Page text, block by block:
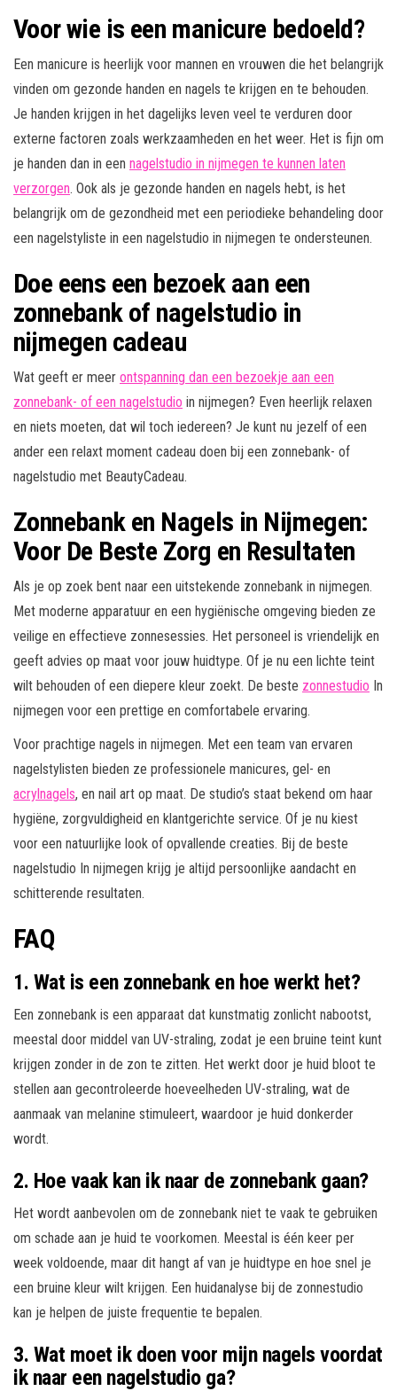
Voor wie is een manicure bedoeld?
Een manicure is heerlijk voor mannen en vrouwen die het belangrijk
vinden om gezonde handen en nagels te krijgen en te behouden.
Je handen krijgen in het dagelijks leven veel te verduren door
externe factoren zoals werkzaamheden en het weer. Het is fijn om
je handen dan in een nagelstudio in nijmegen te kunnen laten
verzorgen. Ook als je gezonde handen en nagels hebt, is het
belangrijk om de gezondheid met een periodieke behandeling door
een nagelstyliste in een nagelstudio in nijmegen te ondersteunen.
Doe eens een bezoek aan een
zonnebank of nagelstudio in
nijmegen cadeau
Wat geeft er meer ontspanning dan een bezoekje aan een
zonnebank- of een nagelstudio in nijmegen? Even heerlijk relaxen
en niets moeten, dat wil toch iedereen? Je kunt nu jezelf of een
ander een relaxt moment cadeau doen bij een zonnebank- of
nagelstudio met BeautyCadeau.
Zonnebank en Nagels in Nijmegen:
Voor De Beste Zorg en Resultaten
Als je op zoek bent naar een uitstekende zonnebank in nijmegen.
Met moderne apparatuur en een hygiënische omgeving bieden ze
veilige en effectieve zonnesessies. Het personeel is vriendelijk en
geeft advies op maat voor jouw huidtype. Of je nu een lichte teint
wilt behouden of een diepere kleur zoekt. De beste zonnestudio In
nijmegen voor een prettige en comfortabele ervaring.
Voor prachtige nagels in nijmegen. Met een team van ervaren
nagelstylisten bieden ze professionele manicures, gel- en
acrylnagels, en nail art op maat. De studio’s staat bekend om haar
hygiëne, zorgvuldigheid en klantgerichte service. Of je nu kiest
voor een natuurlijke look of opvallende creaties. Bij de beste
nagelstudio In nijmegen krijg je altijd persoonlijke aandacht en
schitterende resultaten.
FAQ
1. Wat is een zonnebank en hoe werkt het?
Een zonnebank is een apparaat dat kunstmatig zonlicht nabootst,
meestal door middel van UV-straling, zodat je een bruine teint kunt
krijgen zonder in de zon te zitten. Het werkt door je huid bloot te
stellen aan gecontroleerde hoeveelheden UV-straling, wat de
aanmaak van melanine stimuleert, waardoor je huid donkerder
wordt.
2. Hoe vaak kan ik naar de zonnebank gaan?
Het wordt aanbevolen om de zonnebank niet te vaak te gebruiken
om schade aan je huid te voorkomen. Meestal is één keer per
week voldoende, maar dit hangt af van je huidtype en hoe snel je
een bruine kleur wilt krijgen. Een huidanalyse bij de zonnestudio
kan je helpen de juiste frequentie te bepalen.
3. Wat moet ik doen voor mijn nagels voordat
ik naar een nagelstudio ga?